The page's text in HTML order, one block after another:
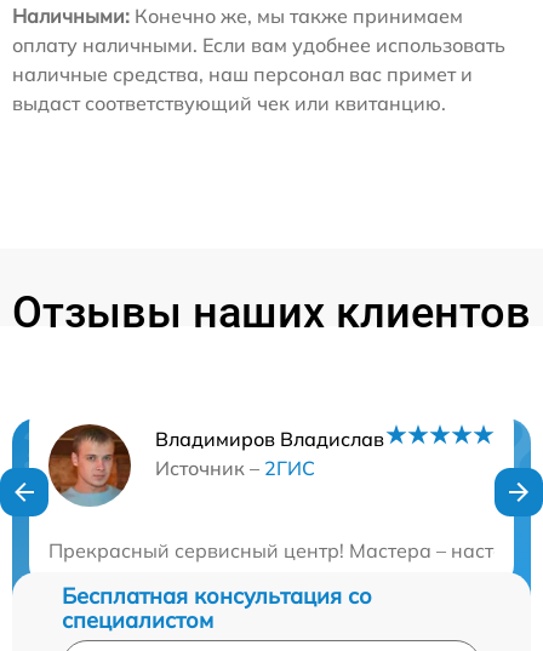
Наличными: Конечно же, мы также принимаем
оплату наличными. Если вам удобнее использовать
наличные средства, наш персонал вас примет и
выдаст соответствующий чек или квитанцию.
Отзывы наших клиентов
Владимиров Владислав
Источник – 2ГИС
Прекрасный сервисный центр! Мастера –
Нужна консультация?
Бесплатная консультация со
специалистом